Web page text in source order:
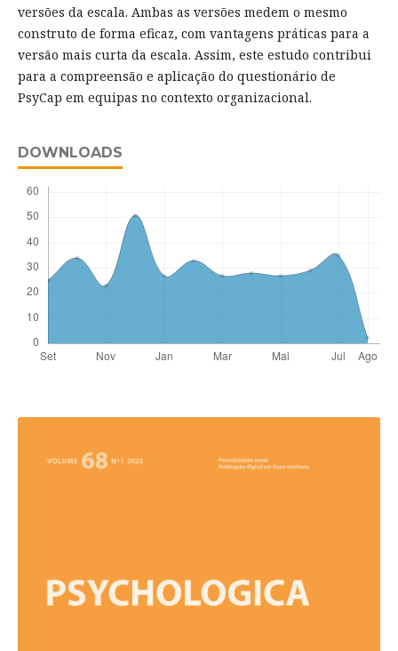
versões da escala. Ambas as versões medem o mesmo
construto de forma eficaz, com vantagens práticas para a
versão mais curta da escala. Assim, este estudo contribui
para a compreensão e aplicação do questionário de
PsyCap em equipas no contexto organizacional.
DOWNLOADS